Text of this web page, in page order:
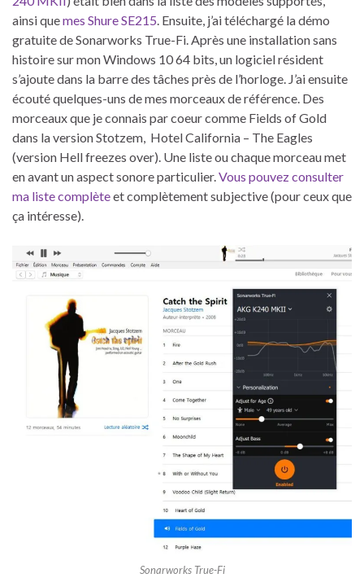
ainsi quemes Shure SE215 . Ensuite, j’ai téléchargé la démo
gratuite de Sonarworks True-Fi. Après une installation sans
histoire sur mon Windows 10 64 bits, un logiciel résident
s’ajoute dans la barre des tâches près de l’horloge. J’ai ensuite
écouté quelques-uns de mes morceaux de référence. Des
morceaux que je connais par coeur comme Fields of Gold
dans la version Stotzem, Hotel California – The Eagles
(version Hell freezes over). Une liste ou chaque morceau met
en avant un aspect sonore particulier. Vous pouvez consulter
ma liste complèteet complètement subjective (pour ceux que
ça intéresse).
Sonarworks True-Fi